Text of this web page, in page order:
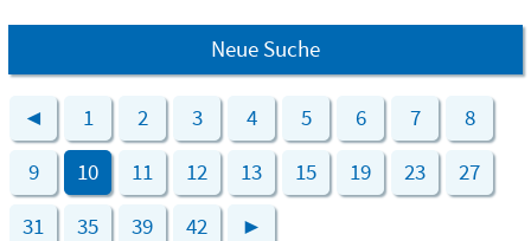
Neue Suche
◄ 1 2 3 4 5 6 7 8
9 10 11 12 13 15 19 23 27
31 35 39 42 ►